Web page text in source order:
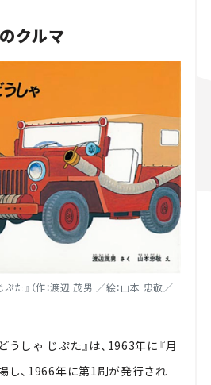
クルマ
た』（作：渡辺 茂男 ／絵：山本 忠敬／
しゃ じぷた』は、1963年に『月
し、1966年に第1刷が発行され